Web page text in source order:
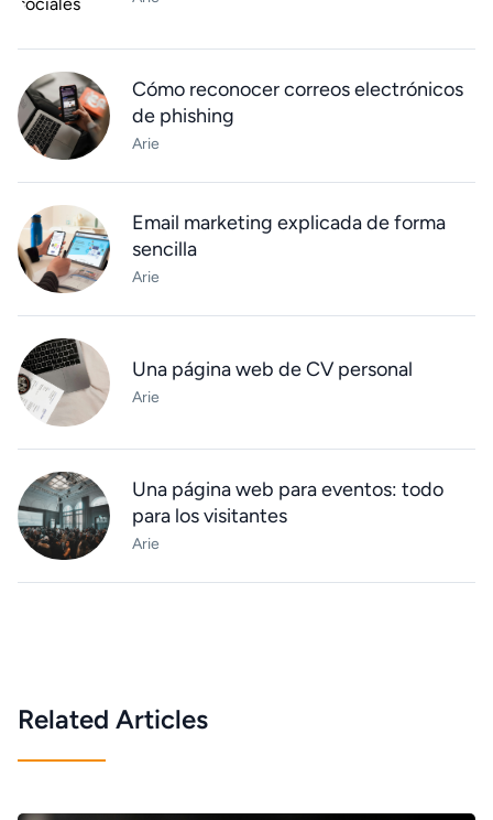
Cómo reconocer correos electrónicos
de phishing
Arie
Email marketing explicada de forma
sencilla
Arie
Una página web de CV personal
Arie
Una página web para eventos: todo
para los visitantes
Arie
Related Articles